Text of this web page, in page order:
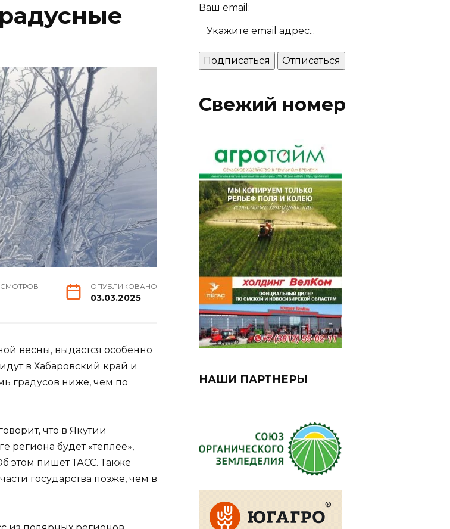
ОПУБЛИКОВАНО
03.03.2025
весны, выдастся особенно
в Хабаровский край и
градусов ниже, чем по
что в Якутии
региона будет «теплее»,
этом пишет ТАСС. Также
государства позже, чем в
Ваш email:
Свежий номер
НАШИ ПАРТНЕРЫ